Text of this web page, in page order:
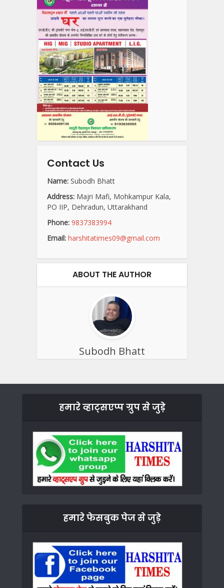
Contact Us
Name: Subodh Bhatt
Address: Majri Mafi, Mohkampur Kala,
PO IIP, Dehradun, Uttarakhand
Phone: 9837383994
Email: harshitatimes09@gmail.com
ABOUT THE AUTHOR
Subodh Bhatt
हमारे व्हाट्सएप्प ग्रुप से जुड़े
हमारे फेसबुक पेज से जुड़े